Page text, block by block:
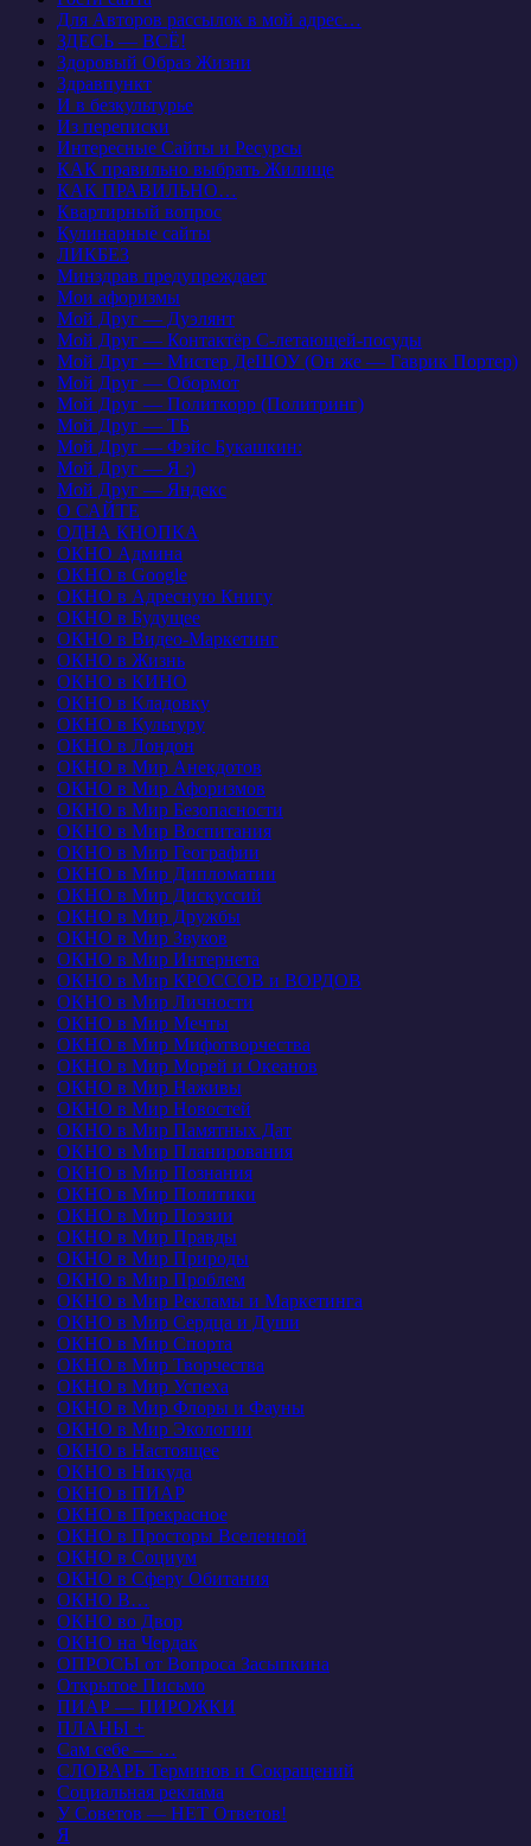
Для Авторов рассылок в мой адрес…
ЗДЕСЬ — ВСЁ!
Здоровый Образ Жизни
Здравпункт
И в безкультурье
Из переписки
Интересные Сайты и Ресурсы
КАК правильно выбрать Жилище
КАК ПРАВИЛЬНО…
Квартирный вопрос
Кулинарные сайты
ЛИКБЕЗ
Минздрав предупреждает
Мои афоризмы
Мой Друг — Дуэлянт
Мой Друг — Контактёр С-летающей-посуды
Мой Друг — Мистер ДеШОУ (Он же — Гаврик Портер)
Мой Друг — Обормот
Мой Друг — Политкорр (Политринг)
Мой Друг — ТБ
Мой Друг — Фэйс Букашкин:
Мой Друг — Я :)
Мой Друг — Яндекс
О САЙТЕ
ОДНА КНОПКА
ОКНО Админа
ОКНО в Google
ОКНО в Адресную Книгу
ОКНО в Будущее
ОКНО в Видео-Маркетинг
ОКНО в Жизнь
ОКНО в КИНО
ОКНО в Кладовку
ОКНО в Культуру
ОКНО в Лондон
ОКНО в Мир Анекдотов
ОКНО в Мир Афоризмов
ОКНО в Мир Безопасности
ОКНО в Мир Воспитания
ОКНО в Мир Географии
ОКНО в Мир Дипломатии
ОКНО в Мир Дискуссий
ОКНО в Мир Дружбы
ОКНО в Мир Звуков
ОКНО в Мир Интернета
ОКНО в Мир КРОССОВ и ВОРДОВ
ОКНО в Мир Личности
ОКНО в Мир Мечты
ОКНО в Мир Мифотворчества
ОКНО в Мир Морей и Океанов
ОКНО в Мир Наживы
ОКНО в Мир Новостей
ОКНО в Мир Памятных Дат
ОКНО в Мир Планирования
ОКНО в Мир Познания
ОКНО в Мир Политики
ОКНО в Мир Поэзии
ОКНО в Мир Правды
ОКНО в Мир Природы
ОКНО в Мир Проблем
ОКНО в Мир Рекламы и Маркетинга
ОКНО в Мир Сердца и Души
ОКНО в Мир Спорта
ОКНО в Мир Творчества
ОКНО в Мир Успеха
ОКНО в Мир Флоры и Фауны
ОКНО в Мир Экологии
ОКНО в Настоящее
ОКНО в Никуда
ОКНО в ПИАР
ОКНО в Прекрасное
ОКНО в Просторы Вселенной
ОКНО в Социум
ОКНО в Сферу Обитания
ОКНО В…
ОКНО во Двор
ОКНО на Чердак
ОПРОСЫ от Вопроса Засыпкина
Открытое Письмо
ПИАР — ПИРОЖКИ
ПЛАНЫ +
Сам себе — …
СЛОВАРЬ Терминов и Сокращений
Социальная реклама
У Советов — НЕТ Ответов!
Я